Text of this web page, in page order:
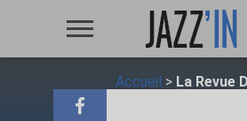
Accueil > La Revue